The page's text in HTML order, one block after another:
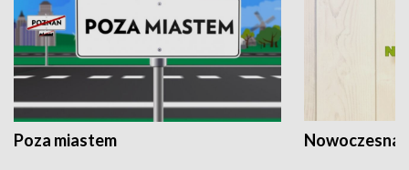
Poza miastem Nowoczesna